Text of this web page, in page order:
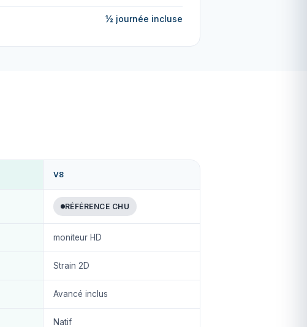
½ journée incluse
V8
RÉFÉRENCE CHU
moniteur HD
Strain 2D
Avancé inclus
Natif